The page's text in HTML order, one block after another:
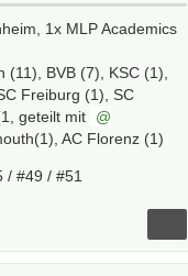
1x MLP Academics
(11), BVB (7), KSC (1),
Freiburg (1), SC
geteilt mit
AC Florenz (1)
/ #49 / #51